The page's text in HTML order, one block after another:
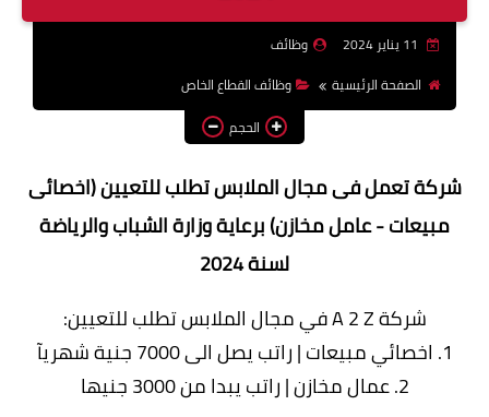
وظائف
الصفحة الرئيسية
وظائف القطاع الخاص
الحجم
شركة تعمل فى مجال الملابس تطلب للتعيين (اخصائى
مبيعات - عامل مخازن) برعاية وزارة الشباب والرياضة
لسنة 2024
شركة A 2 Z في مجال الملابس تطلب للتعيين:
1. اخصائي مبيعات | راتب يصل الى 7000 جنية شهريآ
2. عمال مخازن | راتب يبدا من 3000 جنيها